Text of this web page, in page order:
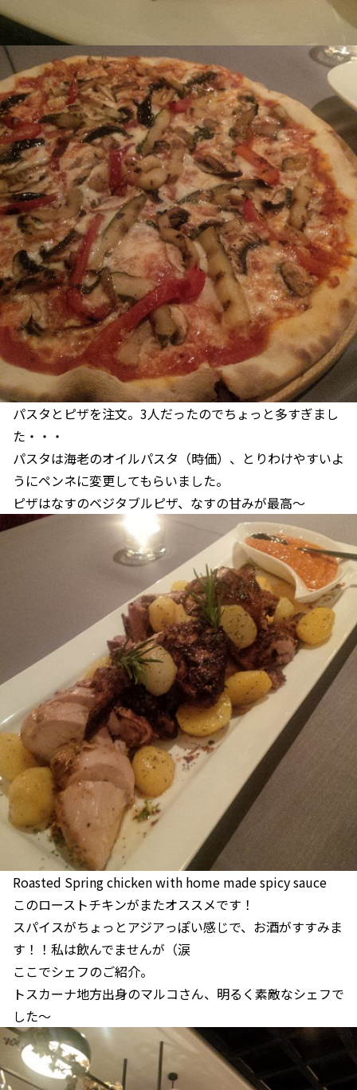
パスタとピザを注文。3人だったのでちょっと多すぎまし
た・・・
パスタは海老のオイルパスタ（時価）、とりわけやすいよ
うにペンネに変更してもらいました。
ピザはなすのベジタブルピザ、なすの甘みが最高～
Roasted Spring chicken with home made spicy sauce
このローストチキンがまたオススメです！
スパイスがちょっとアジアっぽい感じで、お酒がすすみま
す！！私は飲んでませんが（涙
ここでシェフのご紹介。
トスカーナ地方出身のマルコさん、明るく素敵なシェフで
した～